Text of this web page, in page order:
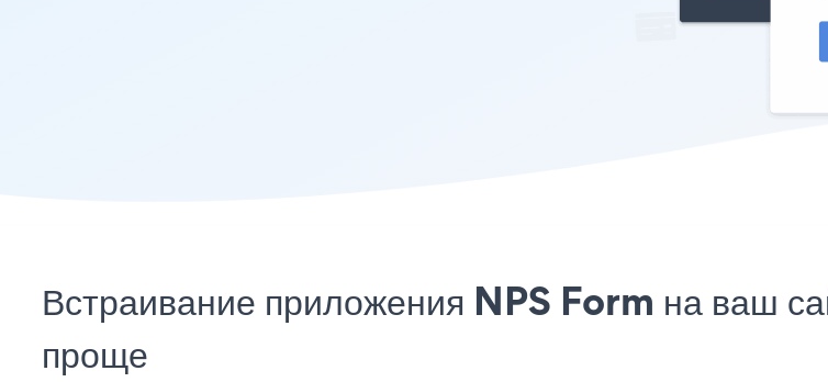
Встраивание приложения NPS Form на ваш
проще